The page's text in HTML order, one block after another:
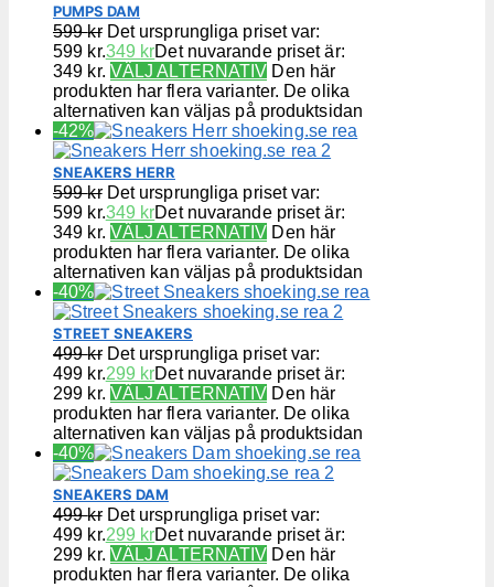
PUMPS DAM
599kr Det ursprungliga priset var:
599 kr.349 krDet nuvarande priset är:
349 kr. VÄLJ ALTERNATIV Den här
produkten har flera varianter. De olika
alternativen kan väljas på produktsidan
-42%
SNEAKERS HERR
599kr Det ursprungliga priset var:
599 kr.349 krDet nuvarande priset är:
349 kr. VÄLJ ALTERNATIV Den här
produkten har flera varianter. De olika
alternativen kan väljas på produktsidan
-40%
STREET SNEAKERS
499kr Det ursprungliga priset var:
499 kr.299 krDet nuvarande priset är:
299 kr. VÄLJ ALTERNATIV Den här
produkten har flera varianter. De olika
alternativen kan väljas på produktsidan
-40%
SNEAKERS DAM
499kr Det ursprungliga priset var:
499 kr.299 krDet nuvarande priset är:
299 kr. VÄLJ ALTERNATIV Den här
produkten har flera varianter. De olika